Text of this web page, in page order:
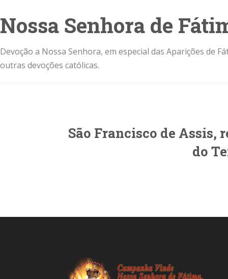
Nossa Senhora de
Devoção a Nossa Senhora, em especial das Aparições de
outras devoções católicas.
São Francisco de Assis,
do